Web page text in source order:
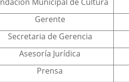
Gerente
Secretaria de Gerencia
Asesoría Jurídica
Prensa